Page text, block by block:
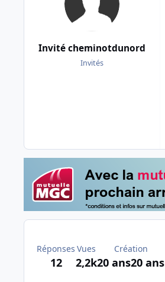
Invité cheminotdunord
Invités
Réponses
12
Vues
2,2k
Création
20 ans20 ans